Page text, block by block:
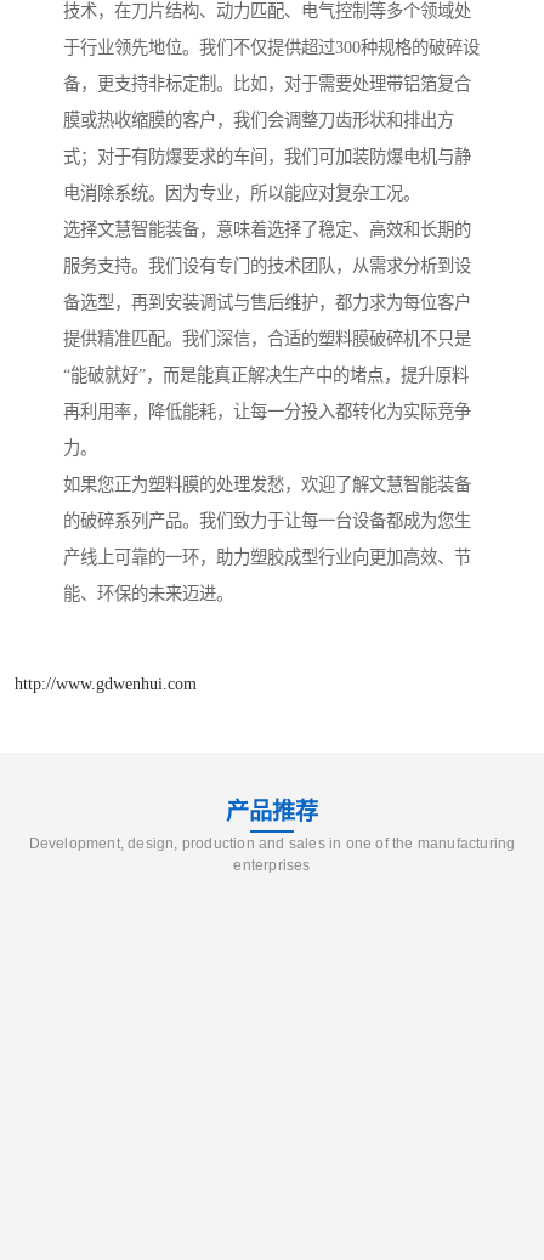
技术，在刀片结构、动力匹配、电气控制等多个领域处
于行业领先地位。我们不仅提供超过300种规格的破碎设
备，更支持非标定制。比如，对于需要处理带铝箔复合
膜或热收缩膜的客户，我们会调整刀齿形状和排出方
式；对于有防爆要求的车间，我们可加装防爆电机与静
电消除系统。因为专业，所以能应对复杂工况。
选择文慧智能装备，意味着选择了稳定、高效和长期的
服务支持。我们设有专门的技术团队，从需求分析到设
备选型，再到安装调试与售后维护，都力求为每位客户
提供精准匹配。我们深信，合适的塑料膜破碎机不只是
“能破就好”，而是能真正解决生产中的堵点，提升原料
再利用率，降低能耗，让每一分投入都转化为实际竞争
力。
如果您正为塑料膜的处理发愁，欢迎了解文慧智能装备
的破碎系列产品。我们致力于让每一台设备都成为您生
产线上可靠的一环，助力塑胶成型行业向更加高效、节
能、环保的未来迈进。
http://www.gdwenhui.com
产品推荐
Development, design, production and sales in one of the manufacturing
enterprises